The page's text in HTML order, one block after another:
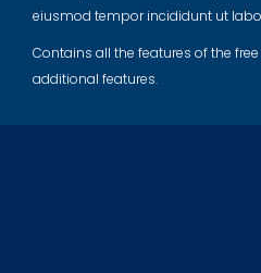
eiusmod tempor incididunt ut
Contains all the features of the
additional features.